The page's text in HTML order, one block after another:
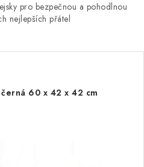
pro bezpečnou a pohodlnou
nejlepších přátel
60 x 42 x 42 cm